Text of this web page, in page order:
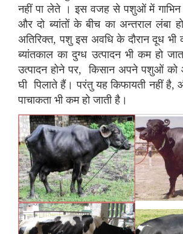
नहीं पा लेते । इस वजह से पशुओं में गाभिन
और दो ब्यांतों के बीच का अन्तराल लंबा
अतिरिक्त, पशु इस अवधि के दौरान दूध
ब्यांतकाल का दुग्ध उत्पादन भी कम हो
उत्पादन होने पर, किसान अपने पशुओं को
घी पिलाते हैं। परंतु यह किफायती नहीं
पाचाकता भी कम हो जाती है।